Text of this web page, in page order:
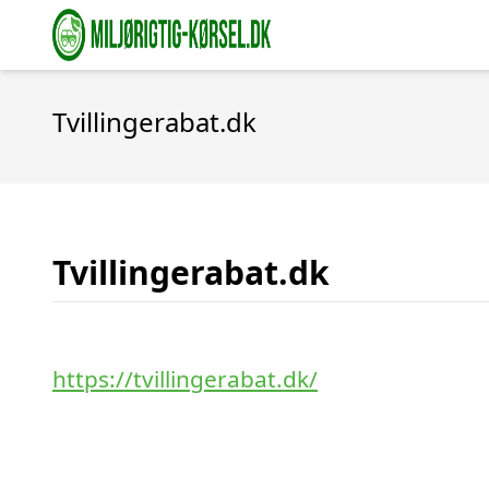
Tvillingerabat.dk
Tvillingerabat.dk
https://tvillingerabat.dk/